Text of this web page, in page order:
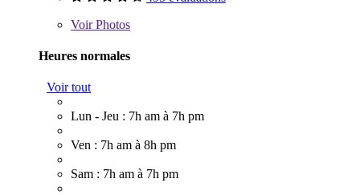
VoirPhotos
Heures normales
Voir tout
Lun - Jeu : 7h am à 7h pm
Ven : 7h am à 8h pm
Sam : 7h am à 7h pm